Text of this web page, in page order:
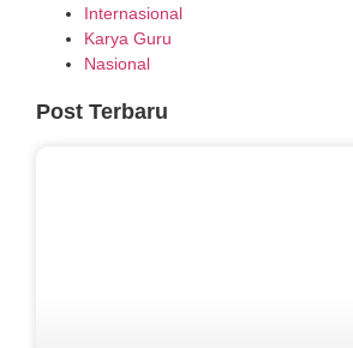
Internasional
Karya Guru
Nasional
Post Terbaru